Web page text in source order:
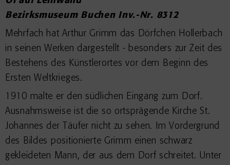
Bezirksmuseum Buchen Inv.-Nr. 8312
Mehrfach hat Arthur Grimm das Dörfchen Hollerbach
in seinen Werken dargestellt - besonders zur Zeit des
Bestehens des Künstlerortes vor dem Beginn des
Ersten Weltkrieges.
1910 malte er den südlichen Eingang zum Dorf.
Ausnahmsweise ist die so ortsprägende Kirche St.
Johannes der Täufer nicht zu sehen. Im Vordergrund
des Bildes positionierte Grimm einen schwarz
gekleideten Mann, der aus dem Dorf schreitet. Unter